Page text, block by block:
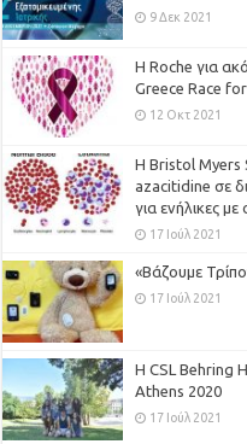
9 Δεκ 2021
H Roche για
Greece Race
12 Οκτ 2021
Η Bristol Myers
azacitidine σε
για ενήλικες
17 Ιούλ 2021
«Βάζουμε
17 Ιούλ 2021
H CSL Behring
Athens 2020
17 Ιούλ 2021